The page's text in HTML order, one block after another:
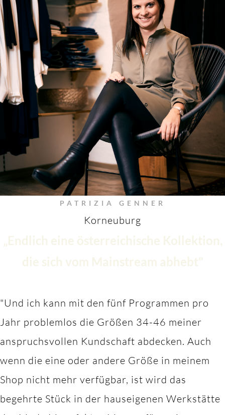
PATRIZIA GENNER
Korneuburg
„Endlich eine österreichische Kollektion,
die sich vom Mainstream abhebt"
"Und ich kann mit den fünf Programmen pro
Jahr problemlos die Größen 34-46 meiner
anspruchsvollen Kundschaft abdecken. Auch
wenn die eine oder andere Größe in meinem
Shop nicht mehr verfügbar, ist wird das
begehrte Stück in der hauseigenen Werkstätte